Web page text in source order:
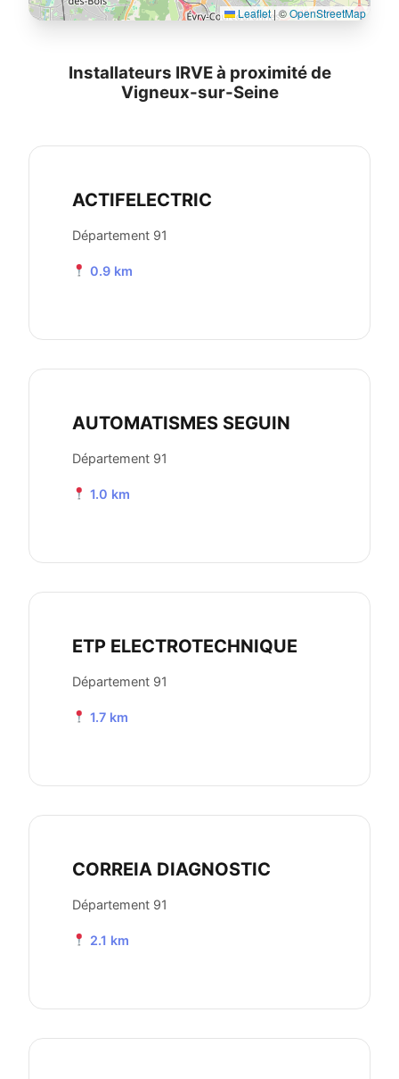
Leaflet|©OpenStreetMap
Installateurs IRVE à proximité de
Vigneux-sur-Seine
ACTIFELECTRIC
Département 91
0.9 km
AUTOMATISMES SEGUIN
Département 91
1.0 km
ETP ELECTROTECHNIQUE
Département 91
1.7 km
CORREIA DIAGNOSTIC
Département 91
2.1 km